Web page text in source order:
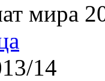
мира
14